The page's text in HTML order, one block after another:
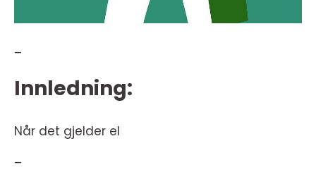
–
Innledning:
Når det gjelder el
–